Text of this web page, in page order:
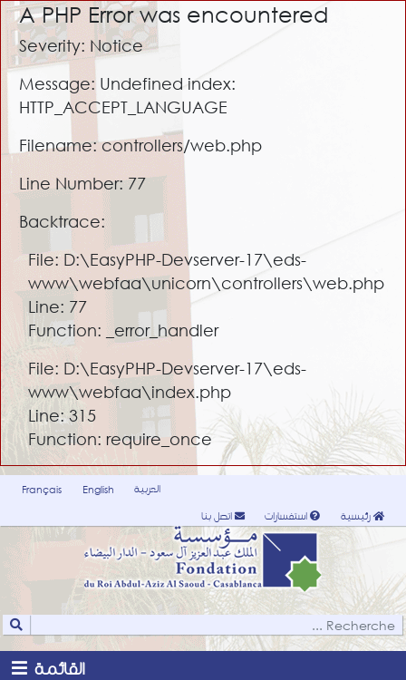
A PHP Error was encountered
Severity: Notice
Message: Undefined index:
HTTP_ACCEPT_LANGUAGE
Filename: controllers/web.php
Line Number: 77
Backtrace:
File: D:\EasyPHP-Devserver-17\eds-
www\webfaa\unicorn\controllers\web.php
Line: 77
Function: _error_handler
File: D:\EasyPHP-Devserver-17\eds-
www\webfaa\index.php
Line: 315
Function: require_once
Français English
العربية
رئيسية
استفسارات اتصل بنا
القائمة